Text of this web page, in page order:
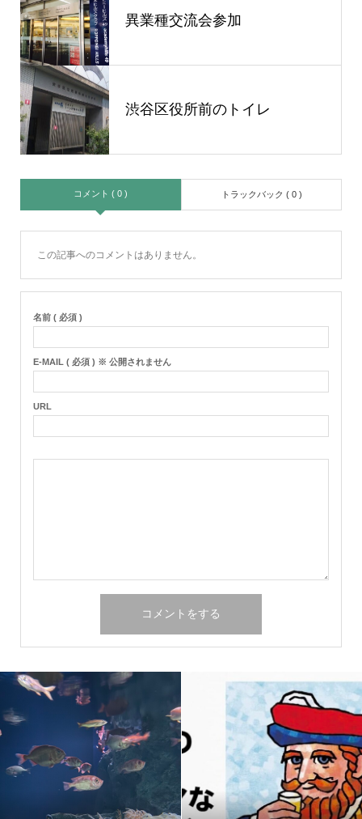
異業種交流会参加
渋谷区役所前のトイレ
コメント ( 0 ) トラックバック ( 0 )
この記事へのコメントはありません。
名前 ( 必須 )
E-MAIL ( 必須 ) ※ 公開されません
URL